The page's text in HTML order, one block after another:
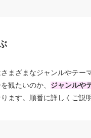
まざまなジャンルやテー
観たいのか、 ジャンルや
ります。順番に詳しくご説